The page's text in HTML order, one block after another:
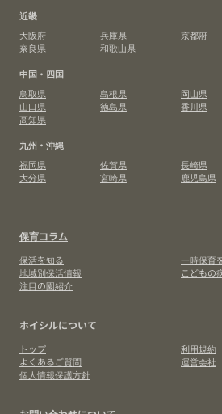
近畿
大阪府
兵庫県 京都府
奈良県
和歌山県
中国・四国
鳥取県
島根県 岡山県
山口県
徳島県 香川県
高知県
九州・沖縄
福岡県
佐賀県 長崎県
大分県
宮崎県 鹿児島県
保育コラム
保活を知る
一時保育
地域別保活情報
こどもの
注目の園紹介
ホイシルについて
トップ
利用規約
よくあるご質問
運営会社
個人情報保護方針